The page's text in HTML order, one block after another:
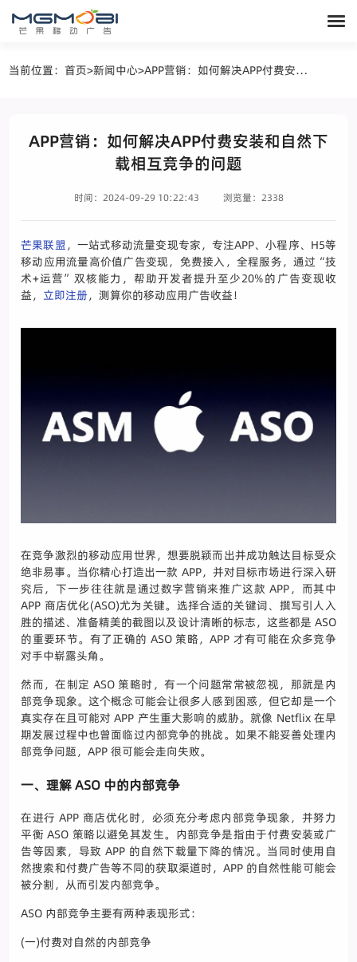
当前位置：首页>新闻中心> APP营销：如何解决APP付费安装和自然下载相互竞争的问题
APP营销：如何解决APP付费安装和自然下
载相互竞争的问题
时间：2024-09-29 10:22:43 浏览量：2338
芒果联盟，一站式移动流量变现专家，专注APP、小程序、H5等
移动应用流量高价值广告变现，免费接入，全程服务，通过“技
术+运营”双核能力，帮助开发者提升至少20%的广告变现收
益， 立即注册，测算你的移动应用广告收益！
在竞争激烈的移动应用世界，想要脱颖而出并成功触达目标受众
绝非易事。当你精心打造出一款 APP，并对目标市场进行深入研
究后，下一步往往就是通过数字营销来推广这款 APP，而其中
APP 商店优化(ASO)尤为关键。选择合适的关键词、撰写引人入
胜的描述、准备精美的截图以及设计清晰的标志，这些都是 ASO
的重要环节。有了正确的 ASO 策略，APP 才有可能在众多竞争
对手中崭露头角。
然而，在制定 ASO 策略时，有一个问题常常被忽视，那就是内
部竞争现象。这个概念可能会让很多人感到困惑，但它却是一个
真实存在且可能对 APP 产生重大影响的威胁。就像 Netflix 在早
期发展过程中也曾面临过内部竞争的挑战。如果不能妥善处理内
部竞争问题，APP 很可能会走向失败。
一、理解 ASO 中的内部竞争
在进行 APP 商店优化时，必须充分考虑内部竞争现象，并努力
平衡 ASO 策略以避免其发生。内部竞争是指由于付费安装或广
告等因素，导致 APP 的自然下载量下降的情况。当同时使用自
然搜索和付费广告等不同的获取渠道时，APP 的自然性能可能会
被分割，从而引发内部竞争。
ASO 内部竞争主要有两种表现形式：
(一)付费对自然的内部竞争